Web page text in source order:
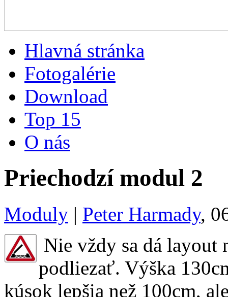
Hlavná stránka
Fotogalérie
Download
Top 15
O nás
Priechodzí modul 2
Moduly | Peter Harmady,
Nie vždy sa dá layout
podliezať. Výška
kúsok lepšia než 100cm,